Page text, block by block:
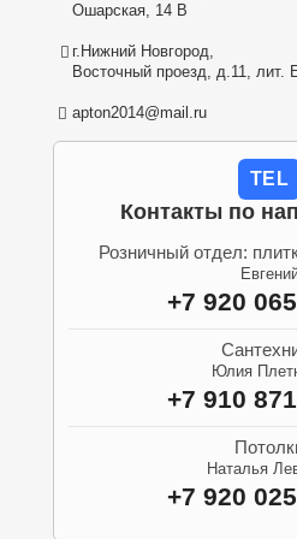
Ошарская, 14 В
г.Нижний Новгород,
Восточный проезд, д.11, лит.
apton2014@mail.ru
TEL
Контакты по
Розничный отдел:
+7 920
Юлия
+7 910
Наталья
+7 920